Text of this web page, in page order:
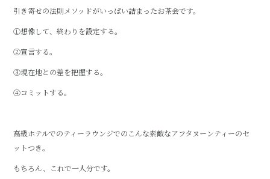
引き寄せの法則メソッドがいっぱい詰まったお茶会です。
①想像して、終わりを設定する。
②宣言する。
③現在地との差を把握する。
④コミットする。
高級ホテルでのティーラウンジでのこんな素敵なアフタヌーンティーのセ
ットつき。
もちろん、これで一人分です。